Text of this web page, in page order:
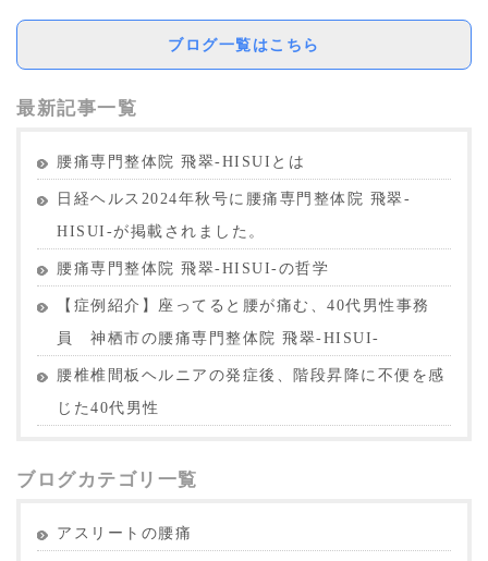
ブログ一覧はこちら
最新記事一覧
腰痛専門整体院 飛翠-HISUIとは
日経ヘルス2024年秋号に腰痛専門整体院 飛翠-
HISUI-が掲載されました。
腰痛専門整体院 飛翠-HISUI-の哲学
【症例紹介】座ってると腰が痛む、40代男性事務
員 神栖市の腰痛専門整体院 飛翠-HISUI-
腰椎椎間板ヘルニアの発症後、階段昇降に不便を感
じた40代男性
ブログカテゴリ一覧
アスリートの腰痛